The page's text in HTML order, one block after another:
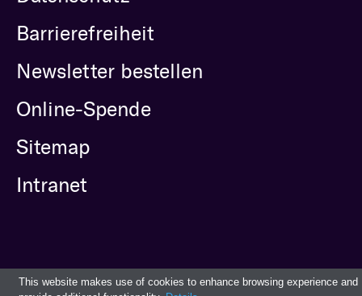
Barrierefreiheit
Newsletter bestellen
Online-Spende
Sitemap
Intranet
This website makes use of cookies to enhance browsing experience and